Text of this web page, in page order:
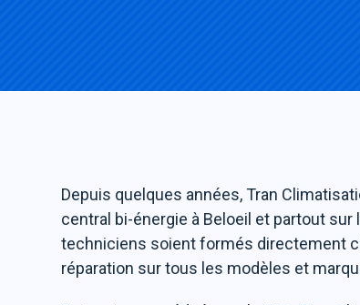
Depuis quelques années, Tran
central bi-énergie à Beloeil et partout
techniciens soient formés directement
réparation sur tous les modèles et